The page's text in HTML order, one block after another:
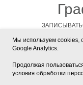
Мы используем cookies,
Google Analytics.
Продолжая
условия обработки